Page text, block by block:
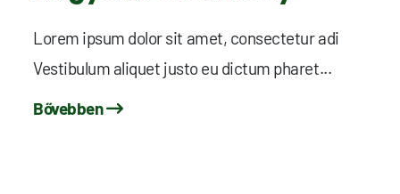
Lorem ipsum dolor sit amet, consectetur adi
Vestibulum aliquet justo eu dictum pharet...
Bővebben